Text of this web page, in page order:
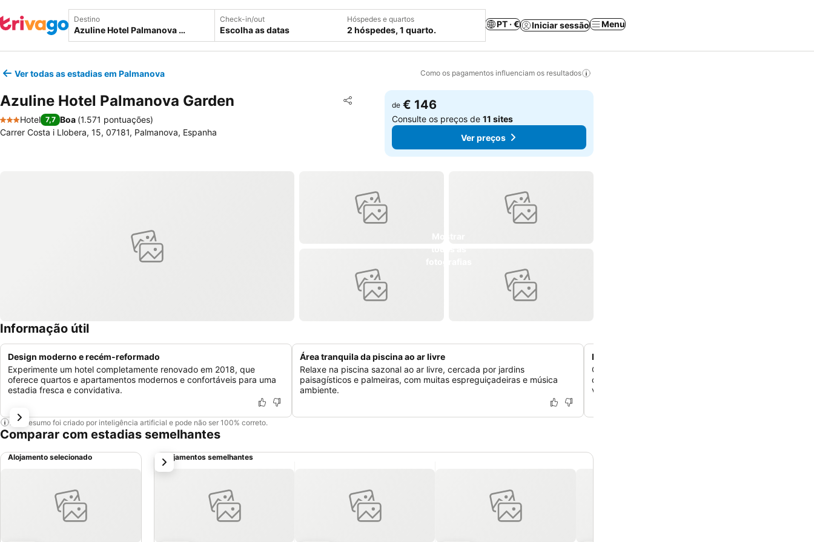
Destino Check-in/out
Escolha as datas
Hóspedes e quartos
2 hóspedes, 1 quarto.
PT · € Iniciar sessão Menu
Ver todas as estadias em Palmanova Como os pagamentos influenciam os resultados
Azuline Hotel Palmanova Garden Partilhar
Adicionar aos favoritos
3 Estrelas
Hotel 7,7 Boa (1.571 pontuações)
Carrer Costa i Llobera, 15, 07181, Palmanova, Espanha
de € 146
Consulte os preços de11 sites
Ver preços
Informação útil
Design moderno e recém-reformado
Experimente um hotel completamente renovado em 2018, que
oferece quartos e apartamentos modernos e confortáveis para uma
estadia fresca e convidativa.
Área tranquila da piscina ao ar livre
Relaxe na piscina sazonal ao ar livre, cercada por jardins
paisagísticos e palmeiras, com muitas espreguiçadeiras e música
ambiente.
Buffet de café da manhã variado e fresco
Comece o seu dia com um buffet diversificado que
quentes e frias, frutas frescas, doces e escolhas que
vários gostos e nacionalidades.
Este resumo foi criado por inteligência artificial e pode não ser 100% correto.
Comparar com estadias semelhantes
Alojamento selecionado Alojamentos semelhantes
próximo